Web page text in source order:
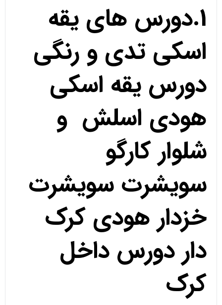
1.دورس های یقه
اسکی تدی و رنگی
دورس یقه اسکی
هودی اسلش و
شلوار کارگو
سویشرت سویشرت
خزدار هودی کرک
دار دورس داخل
کرک